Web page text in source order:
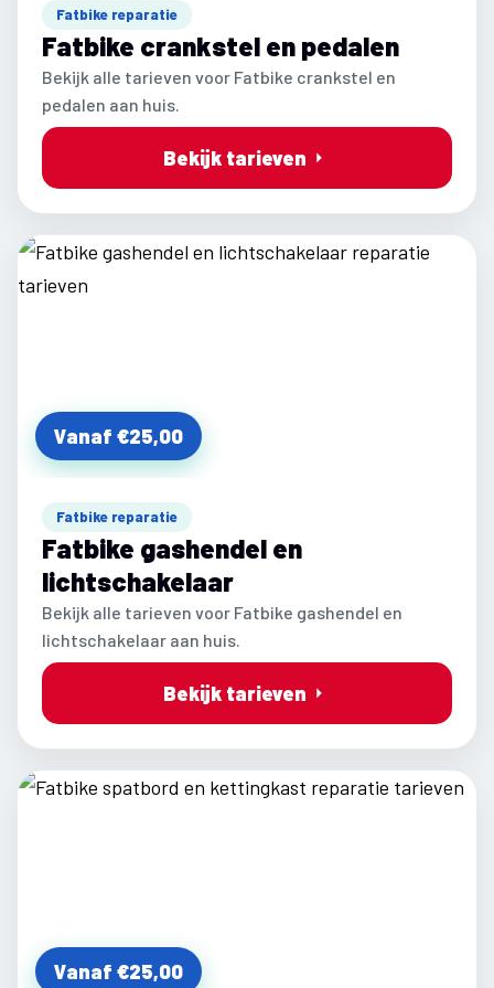
Fatbike reparatie
Fatbike crankstel en pedalen
Bekijk alle tarieven voor Fatbike crankstel en
pedalen aan huis.
Bekijk tarieven
Vanaf €25,00
Fatbike reparatie
Fatbike gashendel en
lichtschakelaar
Bekijk alle tarieven voor Fatbike gashendel en
lichtschakelaar aan huis.
Bekijk tarieven
Vanaf €25,00